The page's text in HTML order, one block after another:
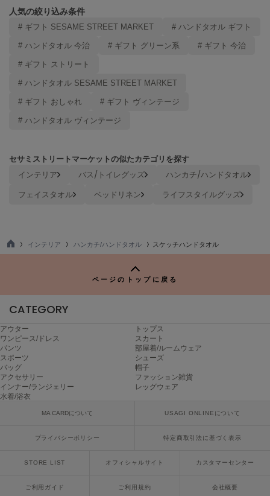
On
オン
Onitsuka Tiger
オニツカ タイガー
オルグ
オル
パトリック
Philly chocolate
ポローラ
Reebok
リーボック
SALOMON
サロモン
sanrio house
シャカ
人気の絞り込み条件
# ギフト SESAME STREET MARKET # ハンドタオル ギフト
# ハンドタオル 今治 # ギフト グリーン系 # ギフト 今治
# ギフト ストリート
# ハンドタオル SESAME STREET MARKET
# ギフト おしゃれ # ギフト ヴィンテージ
# ハンドタオル ヴィンテージ
セサミストリートマーケットの似たカテゴリを探す
インテリア バス/トイレグッズ
ハンカチ/ハンドタオル
フェイスタオル
ベッドリネン ライフスタイルグッズ
TO
インテリア ハンカチ/ハンドタオル スケッチハンドタオル
ページのトップに戻る
CATEGORY
アウター
トップス
ワンピース/ドレス
スカート
パンツ
部屋着/ルームウェア
スポーツ
シューズ
バッグ
帽子
アクセサリー
ファッション雑貨
インナー/ランジェリー
レッグウェア
水着/浴衣
MA CARDについて USAGI ONLINEについて
プライバシーポリシー 特定商取引法に基づく表示
STORE LIST オフィシャルサイト カスタマーセンター
ご利用ガイド ご利用規約 会社概要